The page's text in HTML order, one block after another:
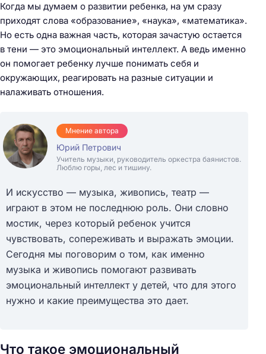
Когда мы думаем о развитии ребенка, на ум сразу
приходят слова «образование», «наука», «математика».
Но есть одна важная часть, которая зачастую остается
в тени — это эмоциональный интеллект. А ведь именно
он помогает ребенку лучше понимать себя и
окружающих, реагировать на разные ситуации и
налаживать отношения.
Мнение автора
Юрий Петрович
Учитель музыки, руководитель оркестра баянистов.
Люблю горы, лес и тишину.
И искусство — музыка, живопись, театр —
играют в этом не последнюю роль. Они словно
мостик, через который ребенок учится
чувствовать, сопереживать и выражать эмоции.
Сегодня мы поговорим о том, как именно
музыка и живопись помогают развивать
эмоциональный интеллект у детей, что для этого
нужно и какие преимущества это дает.
Что такое эмоциональный